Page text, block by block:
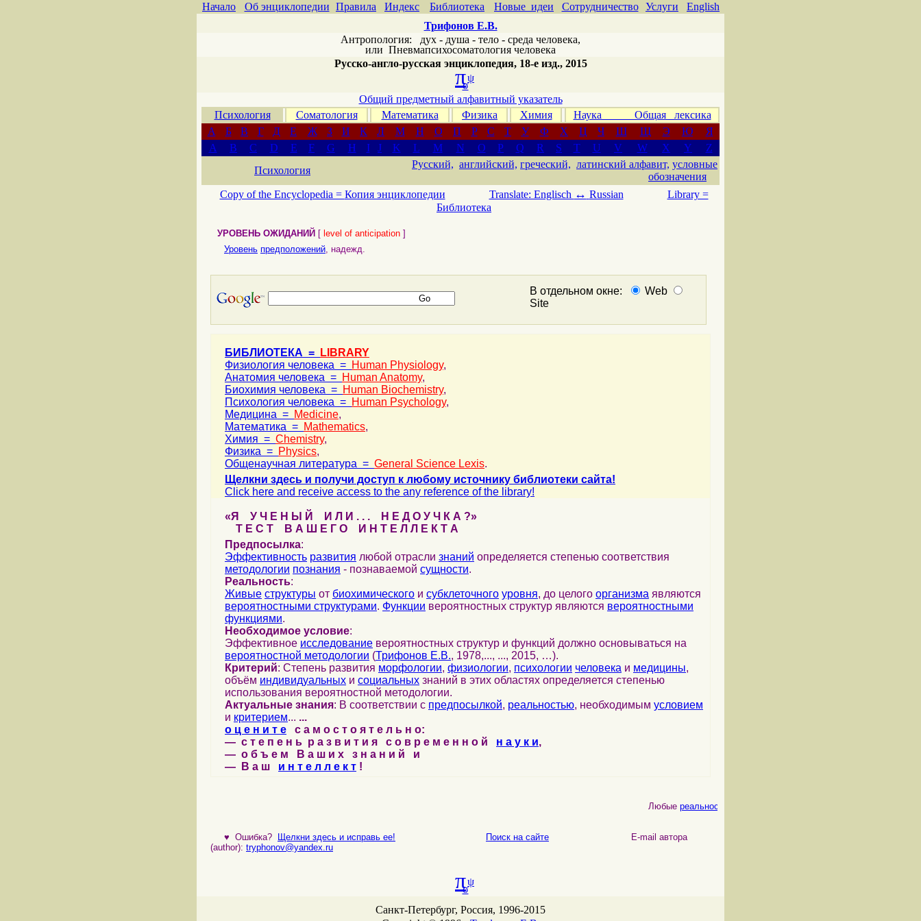
Начало Об энциклопедии Правила Индекс Библиотека Новые идеи Сотрудничество Услуги
English
Трифонов Е.В.
Антропология: дух - душа - тело - среда человека,
или Пневмапсихосоматология человека
Русско-англо-русская энциклопедия, 18-е изд., 2015
πψ
σ
Общий предметный алфавитный указатель
Психология
Соматология Математика Физика Химия
Наука Общая лексика
А
Б В Г Д Е Ж З И К Л М Н О П Р С Т У Ф Х Ц Ч Ш Щ Э Ю
Я
A
B C D E F G H I J K L M N O P Q R S T U V W X Y
Z
Психология
Русский, английский, греческий, латинский алфавит, условные
обозначения
Copy of the Encyclopedia = Копия энциклопедии Translate: Englisch ↔ Russian
Library =
Библиотека
УРОВЕНЬ ОЖИДАНИЙ [ level of anticipation ]
Уровень предположений, надежд.
В отдельном окне:
Web
Site
БИБЛИОТЕКА =
LIBRARY
Физиология человека = Human Physiology,
Анатомия человека = Human Anatomy,
Биохимия человека = Human Biochemistry,
Психология человека = Human Psychology,
Медицина = Medicine,
Математика = Mathematics,
Химия = Chemistry,
Физика = Physics,
Общенаучная литература = General Science Lexis.
Щелкни здесь и получи доступ к любому источнику библиотеки сайта!
Click here and receive access to the any reference of the library!
«Я У Ч Е Н Ы Й И Л И . . . Н Е Д О У Ч К А ?»
Т Е С Т В А Ш Е Г О И Н Т Е Л Л Е К Т А
Предпосылка:
Эффективность развития любой отрасли знаний определяется степенью соответствия
методологии познания - познаваемой сущности.
Реальность:
Живые структуры от биохимического и субклеточного уровня, до целого организма являются
вероятностными структурами. Функции вероятностных структур являются вероятностными
функциями.
Необходимое условие:
Эффективное исследование вероятностных структур и функций должно основываться на
вероятностной методологии (Трифонов Е.В., 1978,..., ..., 2015, …).
Критерий: Степень развития морфологии, физиологии, психологии человека и медицины,
объём индивидуальных и социальных знаний в этих областях определяется степенью
использования вероятностной методологии.
Актуальные знания: В соответствии с предпосылкой, реальностью, необходимым условием
и критерием... ...
о ц е н и т е с а м о с т о я т е л ь н о:
— с т е п е н ь р а з в и т и я с о в р е м е н н о й н а у к и,
— о б ъ е м В а ш и х з н а н и й и
— В а ш и н т е л л е к т !
Любыереальности
♥ Ошибка? Щелкни здесь и исправь ее! Поиск на сайте E-mail автора
(author): tryphonov@yandex.ru
πψ
σ
Санкт-Петербург, Россия, 1996-2015